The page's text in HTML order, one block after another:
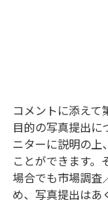
コメントに添えて
目的の写真提出
ニターに説明の上
ことができます
場合でも市場調査
め、写真提出はあ